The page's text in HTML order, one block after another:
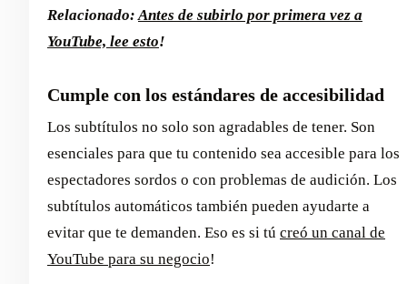
Relacionado: Antes de subirlo por primera vez a
YouTube, lee esto!
Cumple con los estándares de accesibilidad
Los subtítulos no solo son agradables de tener. Son
esenciales para que tu contenido sea accesible para los
espectadores sordos o con problemas de audición. Los
subtítulos automáticos también pueden ayudarte a
evitar que te demanden. Eso es si tú creó un canal de
YouTube para su negocio!